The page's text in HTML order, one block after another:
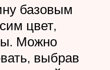
базовым
цвет,
Можно
выбрав